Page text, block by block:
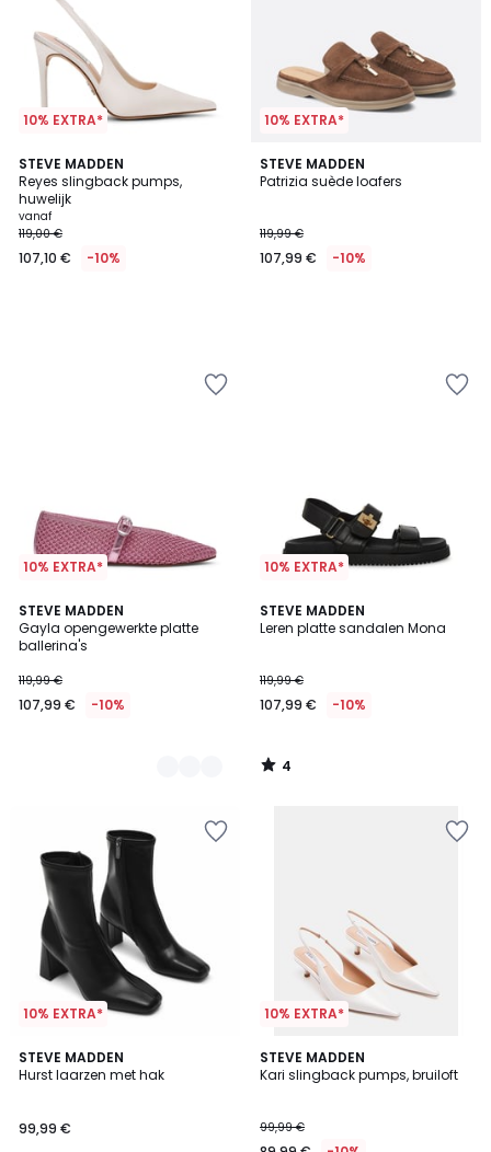
10% EXTRA*
STEVE MADDEN
Reyes slingback pumps,
huwelijk
vanaf
119,00 €
107,10 € -10%
10% EXTRA*
STEVE MADDEN
Patrizia suède loafers
119,99 €
107,99 € -10%
10% EXTRA*
STEVE MADDEN
Gayla opengewerkte platte
ballerina's
119,99 €
107,99 € -10%
2
Kleuren
10% EXTRA*
STEVE MADDEN
Leren platte sandalen Mona
119,99 €
107,99 € -10%
4
/
4
/
10% EXTRA*
STEVE MADDEN
Hurst laarzen met hak
99,99 €
10% EXTRA*
STEVE MADDEN
Kari slingback pumps, bruiloft
99,99 €